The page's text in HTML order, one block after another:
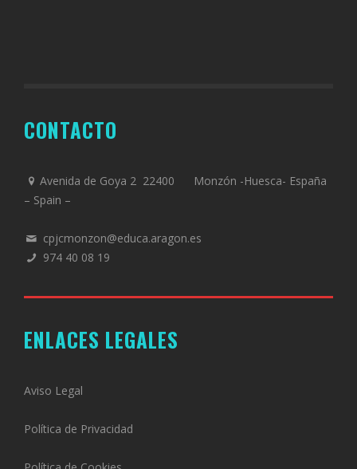
CONTACTO
Avenida de Goya 2 22400 Monzón -Huesca- España
– Spain –
cpjcmonzon@educa.aragon.es
974 40 08 19
ENLACES LEGALES
Aviso Legal
Política de Privacidad